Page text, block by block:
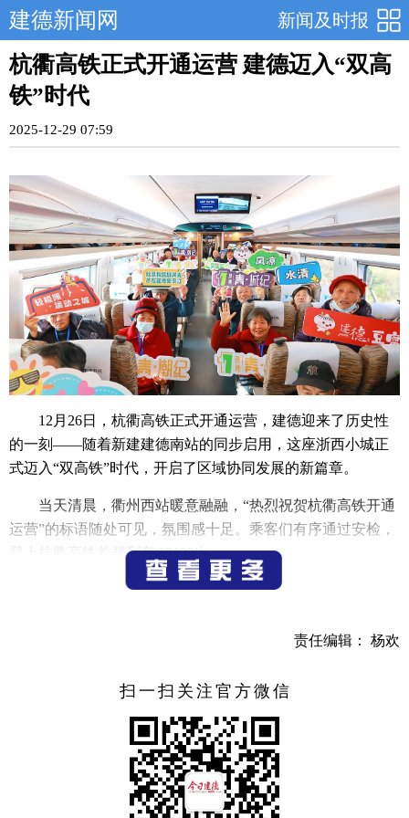
新闻及时报
建德新闻网
杭衢高铁正式开通运营 建德迈入“双高
铁”时代
2025-12-29 07:59
12月26日，杭衢高铁正式开通运营，建德迎来了历史性
的一刻——随着新建建德南站的同步启用，这座浙西小城正
式迈入“双高铁”时代，开启了区域协同发展的新篇章。
当天清晨，衢州西站暖意融融，“热烈祝贺杭衢高铁开通
运营”的标语随处可见，氛围感十足。乘客们有序通过安检，
登上杭衢高铁首趟列车C3132次。
上午9时16分，首趟列车准点发车。列车缓缓启动，平稳
的《江清月近人》片段开始演绎，温婉的唱腔、优美的舞
客纷纷拿出手机拍摄。紧接着，我市天罡拳、杨坞面塑以及
文化展厅”，乘客们围拢过来，近距离感受浙西传统文化的魅
力。车厢里，市文广旅体局的工作人员还向乘客们发放了非
遗小吃南宋御菓的糕点以及建德草莓等伴手礼，推介建德文
责任编辑： 杨欢
扫一扫关注官方微信